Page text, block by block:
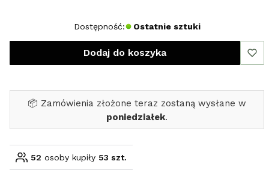
Dostępność: Ostatnie sztuki
Dodaj do koszyka
📦 Zamówienia złożone teraz zostaną wysłane w
poniedziałek.
52 osoby kupiły 53 szt.